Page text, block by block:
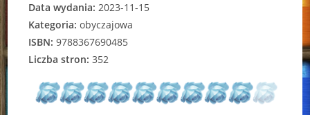
Data wydania: 2023-11-15
Kategoria: obyczajowa
ISBN: 9788367690485
Liczba stron: 352